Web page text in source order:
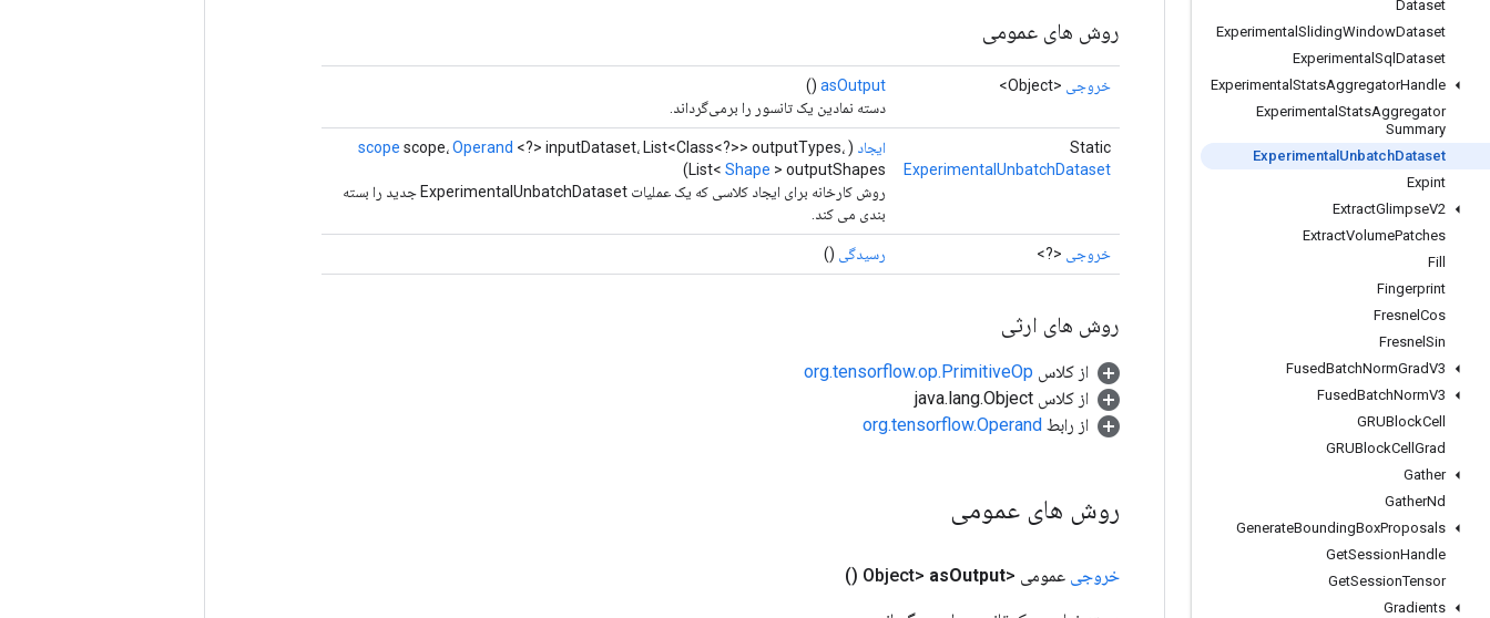
Dataset
Experimental SlidingWindowDataset
Experimental Sql Dataset
Experimental StatsAggregatorHandle
Experimental StatsAggregator
Summary
Experimental UnbatchDataset
Expint
ExtractGlimpseV2
ExtractVolumePatches
Fill
Fingerprint
Fresnel Cos
Fresnel Sin
FusedBatchNormGradV3
FusedBatchNormV3
GRUBlockCell
GRUBlockCell Grad
Gather
GatherNd
GenerateBoundingBoxProposals
GetSessionHandle
GetSessionTensor
Gradients
روش های عمومی
خروجی <Object>
asOutput
()
دسته نمادین یک تانسور را برمی‌گرداند.
Static
ExperimentalUnbatchDataset
ایجاد (
scope scope،Operand <?> inputDataset، List<Class<?>> outputTypes،
List< Shape > outputShapes)
روش کارخانه برای ایجاد کلاسی که یک عملیات ExperimentalUnbatchDataset جدید را بسته
بندی می کند.
خروجی <?> رسیدگی ()
روش های ارثی
از کلاس org.tensorflow.op.PrimitiveOp
از کلاس java.lang.Object
از رابط org.tensorflow.Operand
روش های عمومی
خروجی عمومی <Object> asOutput
()